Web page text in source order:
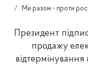
Ми разом - проти
Президент
продажу